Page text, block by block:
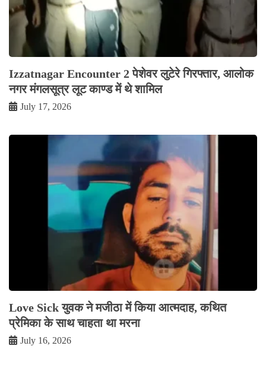
Izzatnagar Encounter 2 पेशेवर लुटेरे गिरफ्तार, आलोक
नगर मंगलसूत्र लूट काण्‍ड में थे शामिल
July 17, 2026
Love Sick युवक ने मजीठा में किया आत्मदाह, कथित
प्रेमिका के साथ चाहता था मरना
July 16, 2026